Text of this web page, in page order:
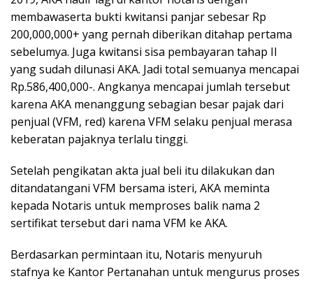
membawaserta bukti kwitansi panjar sebesar Rp
200,000,000+ yang pernah diberikan ditahap pertama
sebelumya. Juga kwitansi sisa pembayaran tahap II
yang sudah dilunasi AKA. Jadi total semuanya mencapai
Rp.586,400,000-. Angkanya mencapai jumlah tersebut
karena AKA menanggung sebagian besar pajak dari
penjual (VFM, red) karena VFM selaku penjual merasa
keberatan pajaknya terlalu tinggi.
Setelah pengikatan akta jual beli itu dilakukan dan
ditandatangani VFM bersama isteri, AKA meminta
kepada Notaris untuk memproses balik nama 2
sertifikat tersebut dari nama VFM ke AKA.
Berdasarkan permintaan itu, Notaris menyuruh
stafnya ke Kantor Pertanahan untuk mengurus proses